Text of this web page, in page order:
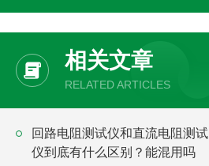
相关文章
RELATED ARTICLES
回路电阻测试仪和直流电阻测试
仪到底有什么区别？能混用吗